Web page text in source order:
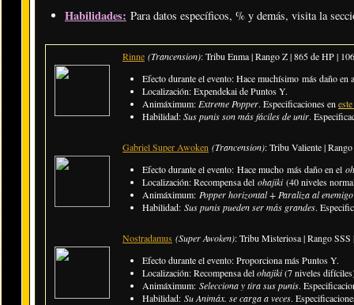
Habilidades: Para datos específicos, % y demás, visita la
Rinne (Trancension): Tribu Enma | Rango Z | 865 de HP |
Efecto durante el evento: Hace muchísimo más daño en
Localización: Expendekai de Puntos Y.
Animáximum: Extreme Popper. Especificaciones en
Habilidad:Sus punis son más fáciles de unir.
Gabriel Super Awoken (Trancension): Tribu Valiente |
Efecto durante el evento: Hace mucho más daño en el
Localización: Recompensa del ohajiki(40 niveles
Animáximum: Popper horizontal + Paraliza al enemigo
Habilidad: Sus punis pueden ser más grandes.
Nostradamus (Super Awoken): Tribu Misteriosa | Rango
Efecto durante el evento: Proporciona más Puntos Y.
Localización: Recompensa delohajiki(7 niveles
Animáximum: Selecciona y tira sus punis.
Habilidad: Su Animáx. se carga a veces.